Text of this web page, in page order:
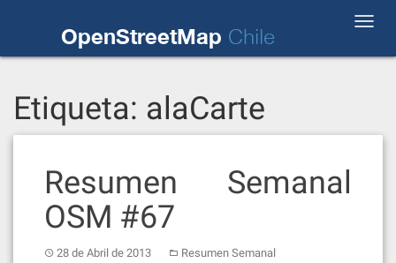
OpenStreetMap Chile
Etiqueta: alaCarte
Resumen Semanal
OSM #67
28 de Abril de 2013
Resumen Semanal